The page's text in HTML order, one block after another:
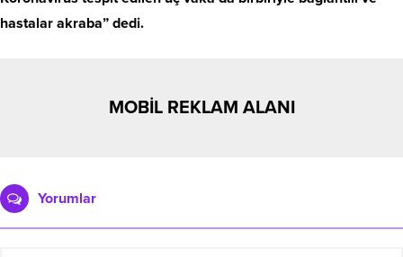
hastalar akraba” dedi.
MOBİL REKLAM ALANI
Yorumlar